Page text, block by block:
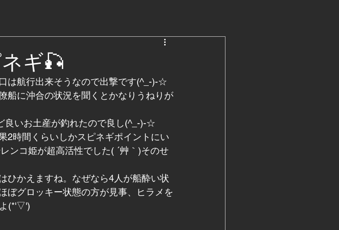
ギ🎣
は航行出来そうなので出撃です(^_-)-☆
船に沖合の状況を聞くとかなりうねりが
良いお土産が釣れたので良し(^_-)-☆
2時間くらいしかスピネギポイントにい
ンコ姫が超高活性でした( ´艸｀)そのせ
ひかえますね。なぜなら4人が船酔い状
グロッキー状態の方が見事、ヒラメを
(*'▽')